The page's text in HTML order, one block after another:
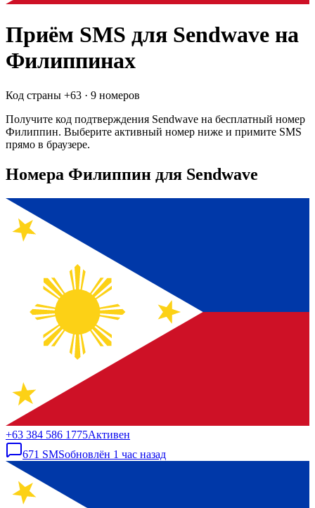
Приём SMS для Sendwave на
Филиппинах
Код страны +63 · 9 номеров
Получите код подтверждения Sendwave на бесплатный номер
Филиппин. Выберите активный номер ниже и примите SMS
прямо в браузере.
Номера Филиппин для Sendwave
+63 384 586 1775Активен
671 SMSобновлён 1 час назад